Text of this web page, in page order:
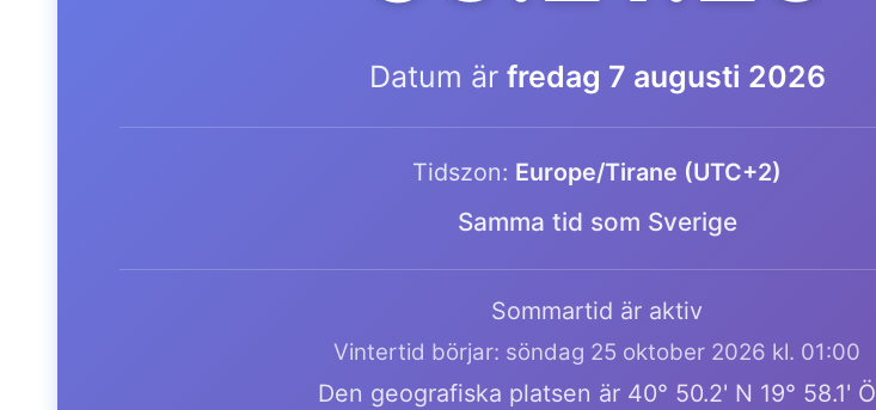
Datum är fredag 7 augusti 2026
Tidszon: Europe/Tirane (UTC+2)
Samma tid som Sverige
Sommartid är aktiv
Vintertid börjar: söndag 25 oktober 2026 kl. 01:00
Den geografiska platsen är 40° 50.2' N 19° 58.1' Ö